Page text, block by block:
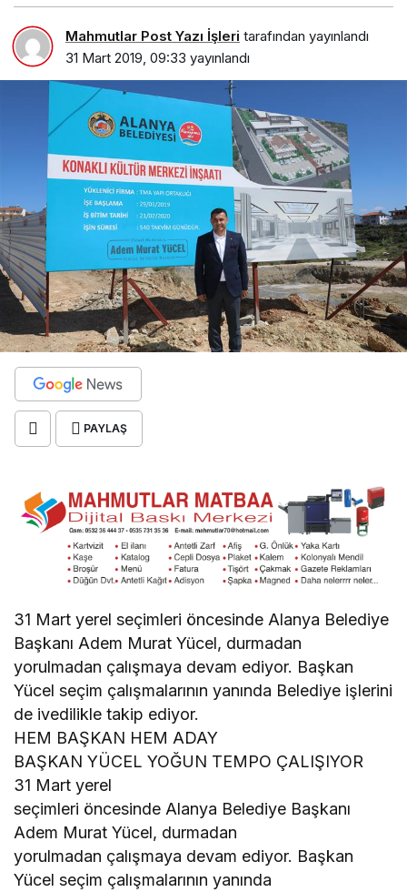
Mahmutlar Post Yazı İşleri tarafından yayınlandı
31 Mart 2019, 09:33 yayınlandı
PAYLAŞ
31 Mart yerel seçimleri öncesinde Alanya Belediye
Başkanı Adem Murat Yücel, durmadan
yorulmadan çalışmaya devam ediyor. Başkan
Yücel seçim çalışmalarının yanında Belediye işlerini
de ivedilikle takip ediyor.
HEM BAŞKAN HEM ADAY
BAŞKAN YÜCEL YOĞUN TEMPO ÇALIŞIYOR
31 Mart yerel
seçimleri öncesinde Alanya Belediye Başkanı
Adem Murat Yücel, durmadan
yorulmadan çalışmaya devam ediyor. Başkan
Yücel seçim çalışmalarının yanında